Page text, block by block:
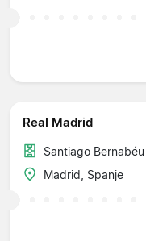
Real Madrid
Santiago Bernabéu
Madrid, Spanje